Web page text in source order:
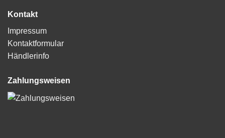
Kontakt
Impressum
Kontaktformular
Händlerinfo
Zahlungsweisen